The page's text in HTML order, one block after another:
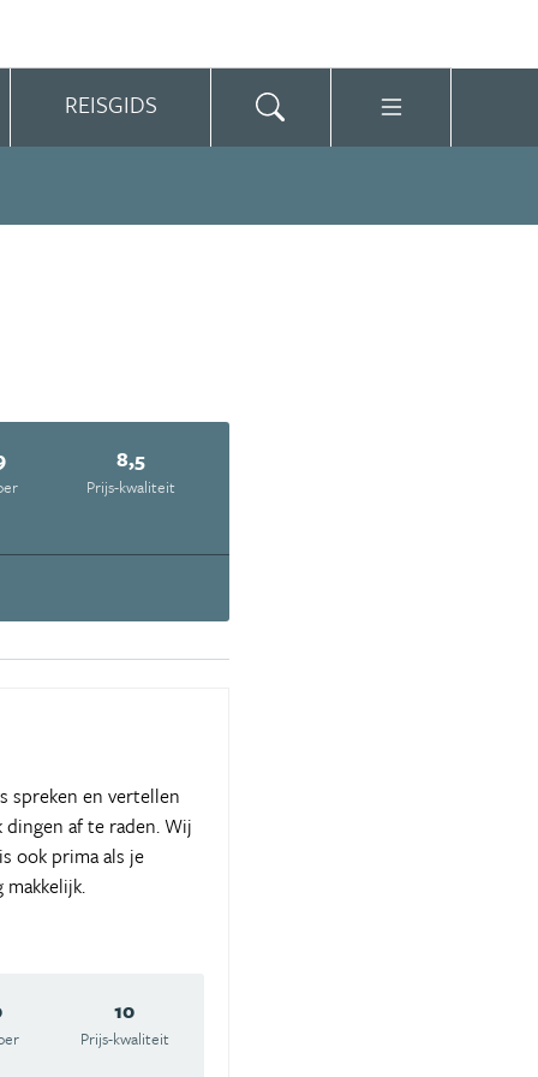
REISGIDS
8,5
Prijs-kwaliteit
spreken en vertellen
af te raden. Wij
ook prima als je
10
Prijs-kwaliteit